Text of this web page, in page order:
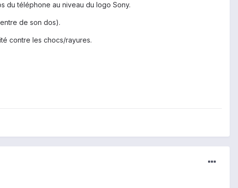
du téléphone au niveau du logo Sony.
de son dos).
contre les chocs/rayures.